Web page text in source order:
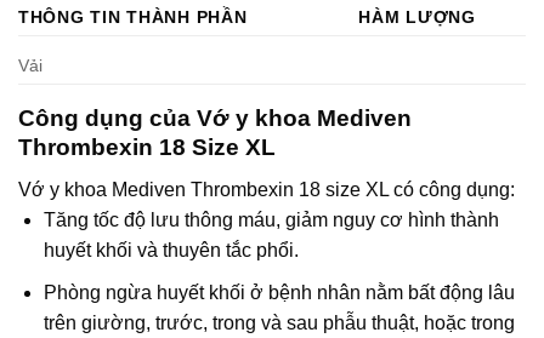
THÔNG TIN THÀNH PHẦN HÀM LƯỢNG
Vải
Công dụng của Vớ y khoa Mediven
Thrombexin 18 Size XL
Vớ y khoa Mediven Thrombexin 18 size XL có công dụng:
Tăng tốc độ lưu thông máu, giảm nguy cơ hình thành
huyết khối và thuyên tắc phổi.
Phòng ngừa huyết khối ở bệnh nhân nằm bất động lâu
trên giường, trước, trong và sau phẫu thuật, hoặc trong